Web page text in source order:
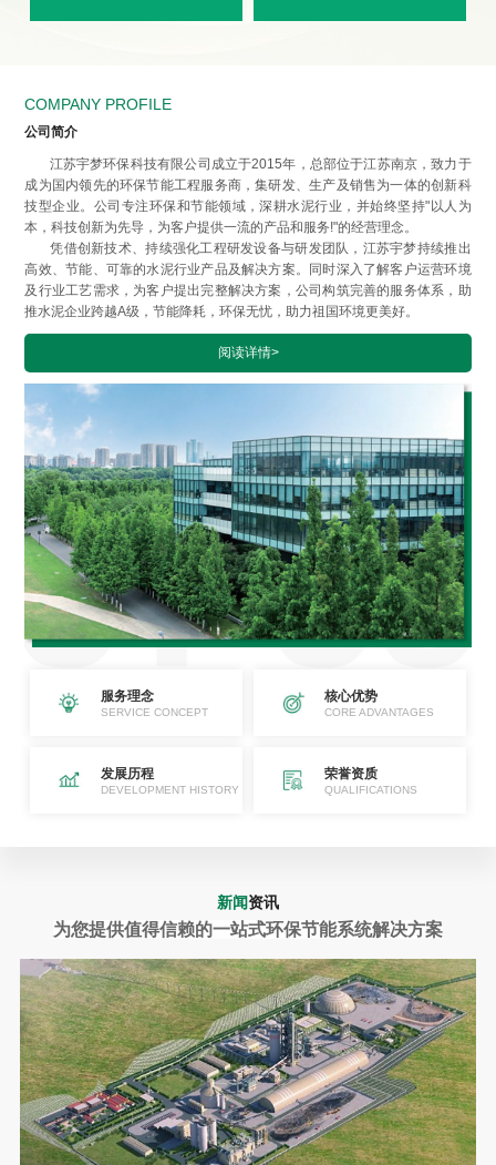
COMPANY PROFILE
公司简介
江苏宇梦环保科技有限公司成立于2015年，总部位于江苏南京，致力于
成为国内领先的环保节能工程服务商，集研发、生产及销售为一体的创新科
技型企业。公司专注环保和节能领域，深耕水泥行业，并始终坚持"以人为
本，科技创新为先导，为客户提供一流的产品和服务!"的经营理念。
凭借创新技术、持续强化工程研发设备与研发团队，江苏宇梦持续推出
高效、节能、可靠的水泥行业产品及解决方案。同时深入了解客户运营环境
及行业工艺需求，为客户提出完整解决方案，公司构筑完善的服务体系，助
推水泥企业跨越A级，节能降耗，环保无忧，助力祖国环境更美好。
阅读详情>
服务理念
SERVICE CONCEPT
核心优势
CORE ADVANTAGES
发展历程
DEVELOPMENT HISTORY
荣誉资质
QUALIFICATIONS
新闻资讯
为您提供值得信赖的一站式环保节能系统解决方案